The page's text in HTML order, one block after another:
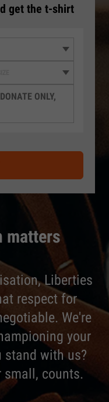
matters
Liberties
respect for
We're
your
with us?
small, counts.
get the t-shirt
ONLY,